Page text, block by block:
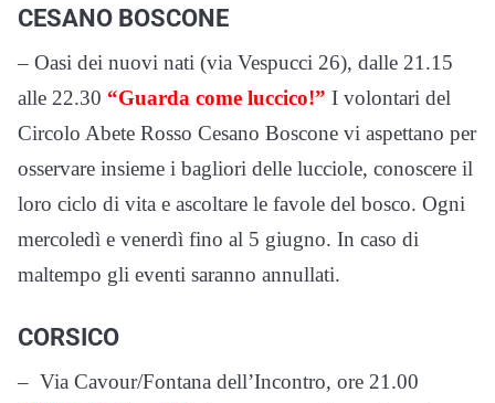
CESANO BOSCONE
– Oasi dei nuovi nati (via Vespucci 26), dalle 21.15
alle 22.30 “Guarda come luccico!” I volontari del
Circolo Abete Rosso Cesano Boscone vi aspettano per
osservare insieme i bagliori delle lucciole, conoscere il
loro ciclo di vita e ascoltare le favole del bosco. Ogni
mercoledì e venerdì fino al 5 giugno. In caso di
maltempo gli eventi saranno annullati.
CORSICO
– Via Cavour/Fontana dell’Incontro, ore 21.00